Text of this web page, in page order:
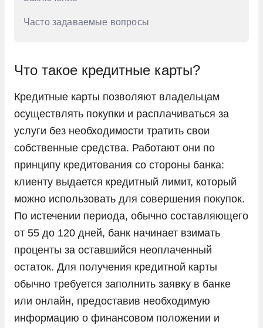
Часто задаваемые вопросы
Что такое кредитные карты?
Кредитные карты позволяют владельцам
осуществлять покупки и расплачиваться за
услуги без необходимости тратить свои
собственные средства. Работают они по
принципу кредитования со стороны банка:
клиенту выдается кредитный лимит, который
можно использовать для совершения покупок.
По истечении периода, обычно составляющего
от 55 до 120 дней, банк начинает взимать
проценты за оставшийся неоплаченный
остаток. Для получения кредитной карты
обычно требуется заполнить заявку в банке
или онлайн, предоставив необходимую
информацию о финансовом положении и